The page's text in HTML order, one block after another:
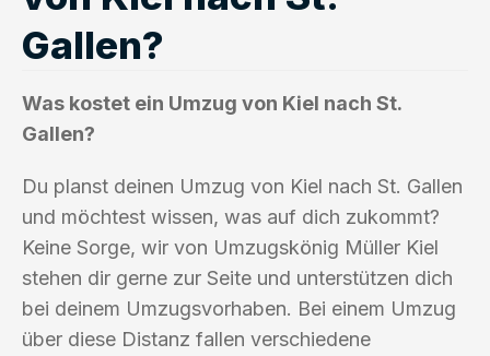
Gallen?
Was kostet ein Umzug von Kiel nach St.
Gallen?
Du planst deinen Umzug von Kiel nach St. Gallen
und möchtest wissen, was auf dich zukommt?
Keine Sorge, wir von Umzugskönig Müller Kiel
stehen dir gerne zur Seite und unterstützen dich
bei deinem Umzugsvorhaben. Bei einem Umzug
über diese Distanz fallen verschiedene